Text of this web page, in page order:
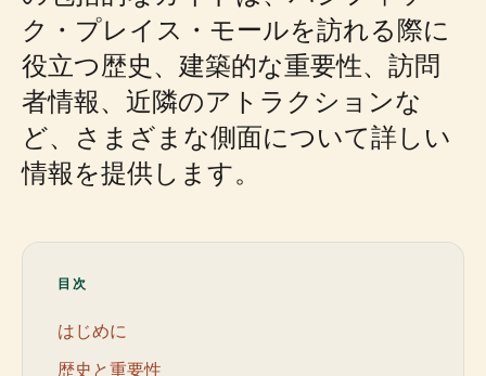
ク・プレイス・モールを訪れる際に
役立つ歴史、建築的な重要性、訪問
者情報、近隣のアトラクションな
ど、さまざまな側面について詳しい
情報を提供します。
目次
はじめに
歴史と重要性